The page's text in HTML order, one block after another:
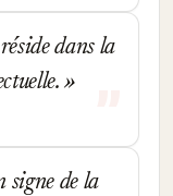
dans la
signe de la